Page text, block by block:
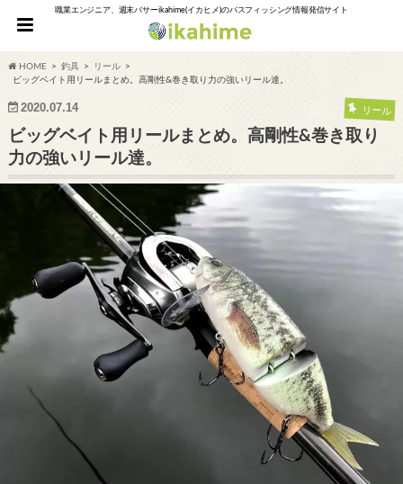
職業エンジニア、週末バサーikahime(イカヒメ)のバスフィッシング情報発信サイト
HOME 釣具
リール
ビッグベイト用リールまとめ。高剛性&巻き取り力の強いリール達。
2020.07.14 リール
ビッグベイト用リールまとめ。高剛性&巻き取り
力の強いリール達。